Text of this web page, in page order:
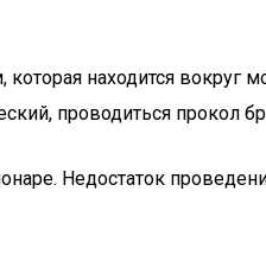
находится вокруг
проводиться прокол
Недостаток